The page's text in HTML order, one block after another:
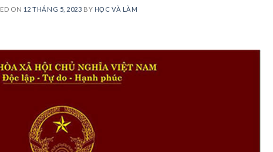
ON 12 THÁNG 5, 2023 BY HỌC VÀ LÀM